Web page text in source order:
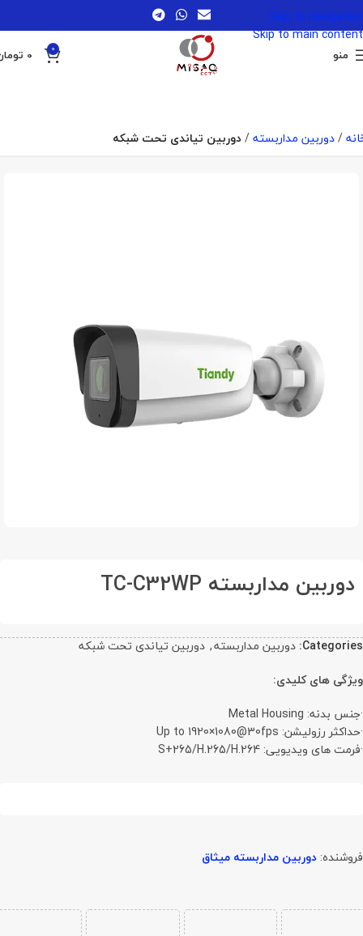
Skip to navigation
Skip to main content
منو 0
0
دوربین مداربسته دوربین تیاندی تحت شبکه
فروشنده: دوربین مداربسته میثاق
دوربین مداربسته TC-C32WP
Categories: دوربین مداربسته, دوربین تیاندی تحت شبکه
ویژگی های کلیدی:
·جنس بدنه: Metal Housing
·حداکثر رزولیشن: Up to 1920×1080@30fps
·فرمت های ویدیویی: S+265/H.265/H.264